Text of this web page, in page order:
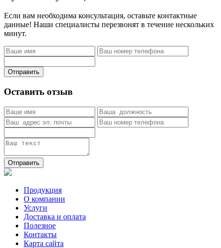
Если вам необходима консультация, оставьте контактные
данные! Наши специалисты перезвонят в течение нескольких
минут.
Отправить
Оставить отзыв
Отправить
Продукция
О компании
Услуги
Доставка и оплата
Полезное
Контакты
Карта сайта